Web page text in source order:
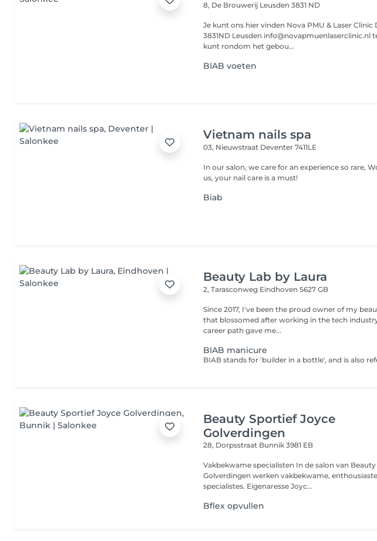
8, De Brouwerij Leusden 3831 ND
Je kunt ons hier vinden Nova PMU & Laser Clinic
3831ND Leusden info@novapmuenlaserclinic.nl tel. 033 785 4330 U
kunt rondom het gebou...
BIAB voeten
Vietnam nails spa
03, Nieuwstraat Deventer 7411LE
In our salon, we care for an experience so rare,
us, your nail care is a must!
Biab
Beauty Lab by Laura
2, Tarasconweg Eindhoven 5627 GB
Since 2017, I've been the proud owner of my
that blossomed after working in the tech
career path gave me...
BIAB manicure
Beauty Sportief Joyce
Golverdingen
28, Dorpsstraat Bunnik 3981 EB
Vakbekwame specialisten In de salon van
Golverdingen werken vakbekwame,
specialistes. Eigenaresse Joyc...
Bflex opvullen